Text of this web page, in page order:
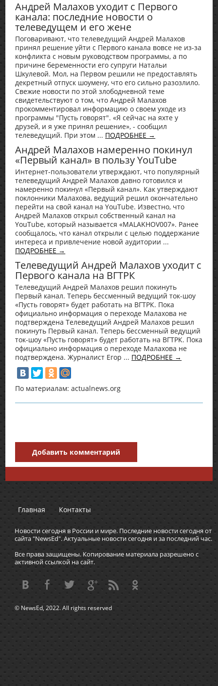
Андрей Малахов уходит с Первого
канала: последние новости о
телеведущем и его жене
Поговаривают, что телеведущий Андрей Малахов
принял решение уйти с Первого канала вовсе не из-за
конфликта с новым руководством программы, а по
причине беременности его супруги Натальи
Шкулевой. Мол, на Первом решили не предоставлять
декретный отпуск шоумену, что его сильно разозлило.
Свежие новости по этой злободневной теме
свидетельствуют о том, что Андрей Малахов
прокомментировал информацию о своем уходе из
программы "Пусть говорят". «Я сейчас на яхте у
друзей, и я уже принял решение», - сообщил
телеведущий. При этом ... ПОДРОБНЕЕ →
Андрей Малахов намеренно покинул
«Первый канал» в пользу YouTube
Интернет-пользователи утверждают, что популярный
телеведущий Андрей Малахов давно готовился и
намеренно покинул «Первый канал». Как утверждают
поклонники Малахова, ведущий решил окончательно
перейти на свой канал на YouTube. Известно, что
Андрей Малахов открыл собственный канал на
YouTube, который называется «MALAKHOV007». Ранее
сообщалось, что канал открыли с целью поддержание
интереса и привлечение новой аудитории ...
ПОДРОБНЕЕ →
Телеведущий Андрей Малахов уходит с
Первого канала на ВГТРК
Телеведущий Андрей Малахов решил покинуть
Первый канал. Теперь бессменный ведущий ток-шоу
«Пусть говорят» будет работать на ВГТРК. Пока
официально информация о переходе Малахова не
подтверждена Телеведущий Андрей Малахов решил
покинуть Первый канал. Теперь бессменный ведущий
ток-шоу «Пусть говорят» будет работать на ВГТРК. Пока
официально информация о переходе Малахова не
подтверждена. Журналист Егор ... ПОДРОБНЕЕ →
По материалам: actualnews.org
Добавить комментарий
Главная Контакты
Новости сегодня в России и мире. Последние новости сегодня от
сайта "NewsEd". Актуальные новости сегодня и за последний час.
Все права защищены. Копирование материала разрешено с
активной ссылкой на сайт.
© NewsEd, 2022. All rights reserved